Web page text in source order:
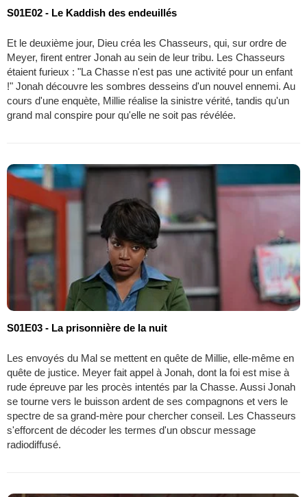
S01E02 - Le Kaddish des endeuillés
Et le deuxième jour, Dieu créa les Chasseurs, qui, sur ordre de
Meyer, firent entrer Jonah au sein de leur tribu. Les Chasseurs
étaient furieux : "La Chasse n'est pas une activité pour un enfant
!" Jonah découvre les sombres desseins d'un nouvel ennemi. Au
cours d'une enquète, Millie réalise la sinistre vérité, tandis qu'un
grand mal conspire pour qu'elle ne soit pas révélée.
S01E03 - La prisonnière de la nuit
Les envoyés du Mal se mettent en quête de Millie, elle-même en
quête de justice. Meyer fait appel à Jonah, dont la foi est mise à
rude épreuve par les procès intentés par la Chasse. Aussi Jonah
se tourne vers le buisson ardent de ses compagnons et vers le
spectre de sa grand-mère pour chercher conseil. Les Chasseurs
s'efforcent de décoder les termes d'un obscur message
radiodiffusé.